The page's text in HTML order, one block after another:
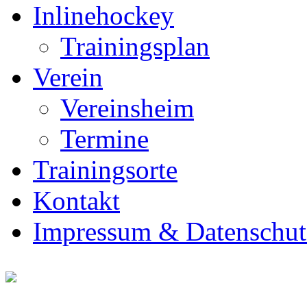
Inlinehockey
Trainingsplan
Verein
Vereinsheim
Termine
Trainingsorte
Kontakt
Impressum &